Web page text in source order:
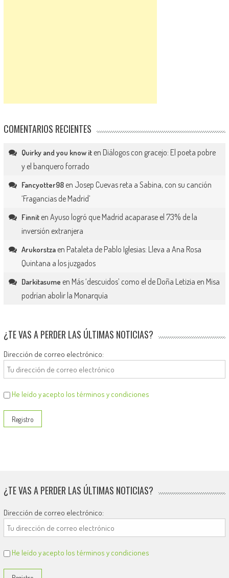
COMENTARIOS RECIENTES
Quirky and you know iten Diálogos con gracejo: El poeta pobre
y el banquero forrado
Fancyotter98en Josep Cuevas reta a Sabina, con su canción
‘Fragancias de Madrid’
Finniten Ayuso logró que Madrid acaparase el 73% de la
inversión extranjera
Arukorstzaen Pataleta de Pablo Iglesias: Lleva a Ana Rosa
Quintana a los juzgados
Darkitasume en Más ‘descuidos’ como el de Doña Letizia en Misa
podrían abolir la Monarquía
¿TE VAS A PERDER LAS ÚLTIMAS NOTICIAS?
Dirección de correo electrónico:
He leído y acepto los términos y condiciones
¿TE VAS A PERDER LAS ÚLTIMAS NOTICIAS?
Dirección de correo electrónico:
He leído y acepto los términos y condiciones